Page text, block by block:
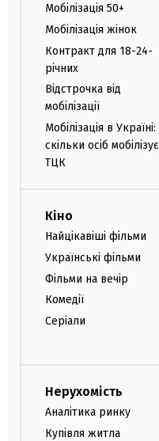
Мобілізація 50+
Мобілізація жінок
Контракт для 18-24-
річних
Відстрочка від
мобілізації
Мобілізація в Україні:
скільки осіб мобілізує
ТЦК
Кіно
Найцікавіші фільми
Українські фільми
Фільми на вечір
Комедії
Серіали
Нерухомість
Аналітика ринку
Купівля житла